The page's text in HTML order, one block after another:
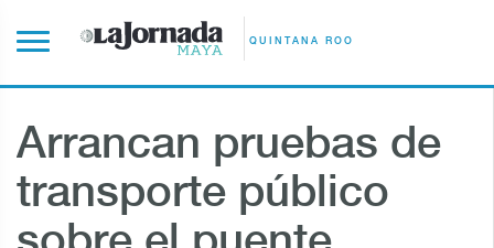
QUINTANA ROO
Arrancan pruebas de
transporte público